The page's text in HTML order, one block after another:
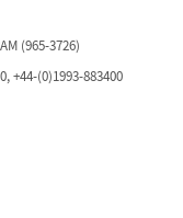
(965-3726)
+44-(0)1993-883400